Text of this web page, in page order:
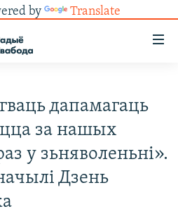
by Translate
дапамагаць
за нашых
у зьняволеньні».
Дзень